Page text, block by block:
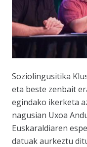
Soziolingusitika
eta beste zenbait
egindako ikerketa
nagusian Uxoa
Euskaraldiaren
datuak aurkeztu